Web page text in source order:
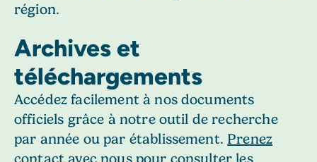
région.
Archives et
téléchargements
Accédez facilement à nos documents
officiels grâce à notre outil de recherche
par année ou par établissement. Prenez
contact avec nouspour consulter les